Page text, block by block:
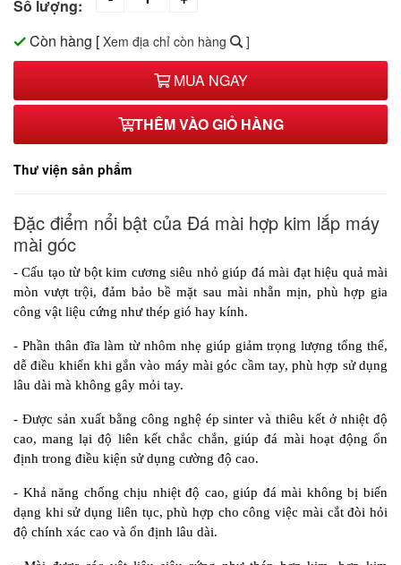
Số lượng:
Còn hàng [ Xem địa chỉ còn hàng ]
MUA NGAY
THÊM VÀO GIỎ HÀNG
Thư viện sản phẩm
Đặc điểm nổi bật của Đá mài hợp kim lắp máy
mài góc
- Cấu tạo từ bột kim cương siêu nhỏ giúp đá mài đạt hiệu quả mài
mòn vượt trội, đảm bảo bề mặt sau mài nhẵn mịn, phù hợp gia
công vật liệu cứng như thép gió hay kính.
- Phần thân đĩa làm từ nhôm nhẹ giúp giảm trọng lượng tổng thể,
dễ điều khiển khi gắn vào máy mài góc cầm tay, phù hợp sử dụng
lâu dài mà không gây mỏi tay.
- Được sản xuất bằng công nghệ ép sinter và thiêu kết ở nhiệt độ
cao, mang lại độ liên kết chắc chắn, giúp đá mài hoạt động ổn
định trong điều kiện sử dụng cường độ cao.
- Khả năng chống chịu nhiệt độ cao, giúp đá mài không bị biến
dạng khi sử dụng liên tục, phù hợp cho công việc mài cắt đòi hỏi
độ chính xác cao và ổn định lâu dài.